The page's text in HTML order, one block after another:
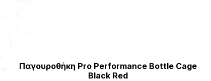
Παγουροθήκη Pro Performance Bottle Cage
Black Red